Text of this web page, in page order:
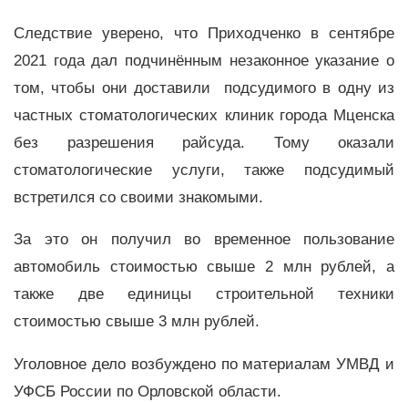
Следствие уверено, что Приходченко в сентябре
2021 года дал подчинённым незаконное указание о
том, чтобы они доставили подсудимого в одну из
частных стоматологических клиник города Мценска
без разрешения райсуда. Тому оказали
стоматологические услуги, также подсудимый
встретился со своими знакомыми.
За это он получил во временное пользование
автомобиль стоимостью свыше 2 млн рублей, а
также две единицы строительной техники
стоимостью свыше 3 млн рублей.
Уголовное дело возбуждено по материалам УМВД и
УФСБ России по Орловской области.